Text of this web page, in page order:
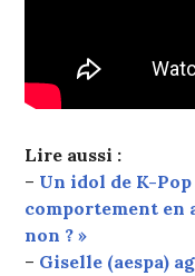
Lire aussi :
– Un idol de K-Pop
comportement en
non ? »
– Giselle (aespa)